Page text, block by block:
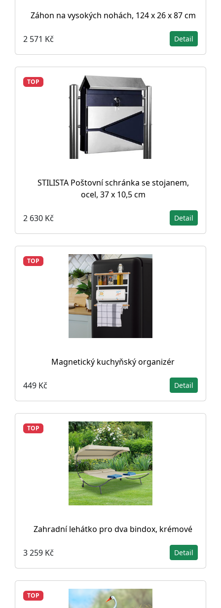
Záhon na vysokých nohách, 124 x 26 x 87 cm
2 571 Kč Detail
TOP
STILISTA Poštovní schránka se stojanem,
ocel, 37 x 10,5 cm
2 630 Kč Detail
TOP
Magnetický kuchyňský organizér
449 Kč Detail
TOP
Zahradní lehátko pro dva bindox, krémové
3 259 Kč Detail
TOP